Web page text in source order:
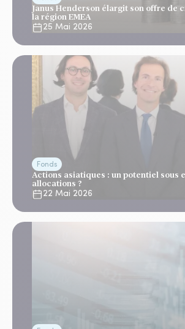
Janus Henderson élargit son offre de
la région EMEA
25 Mai 2026
Fonds
Actions asiatiques : un potentiel sous
allocations ?
22 Mai 2026